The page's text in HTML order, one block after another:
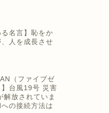
る名言】恥をか
人を成長させ
（ファイブゼ
】台風19号 災害
解放されていま
の接続方法は